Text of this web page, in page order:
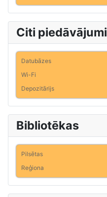
Citi piedāvājumi
Datubāzes
Wi-Fi
Depozitārijs
Bibliotēkas
Pilsētas
Reģiona